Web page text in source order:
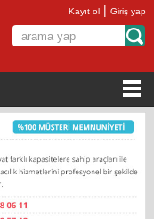
Kayıt ol |Giriş yap